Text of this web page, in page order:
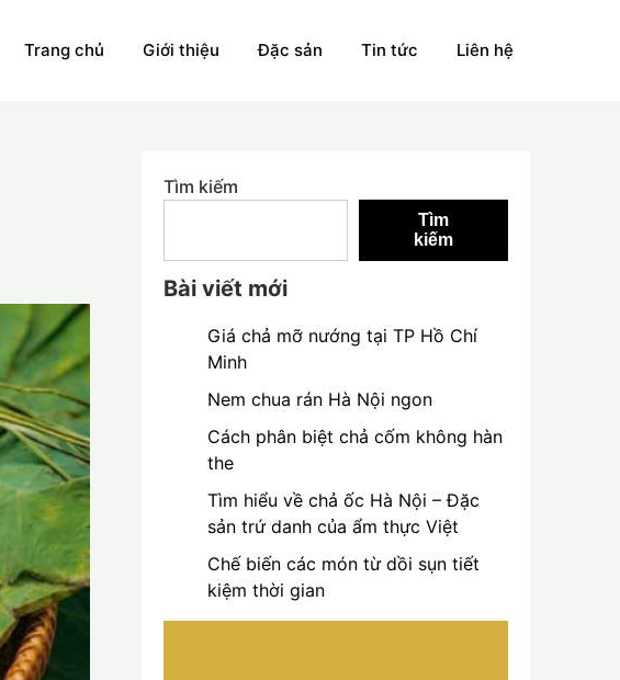
Trang chủ Giới thiệu Đặc sản Tin tức Liên hệ
Tìm kiếm
Tìm
kiếm
Bài viết mới
Giá chả mỡ nướng tại TP Hồ Chí
Minh
Nem chua rán Hà Nội ngon
Cách phân biệt chả cốm không hàn
the
Tìm hiểu về chả ốc Hà Nội – Đặc
sản trứ danh của ẩm thực Việt
Chế biến các món từ dồi sụn tiết
kiệm thời gian